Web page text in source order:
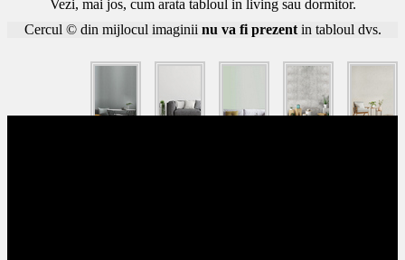
Vezi, mai jos, cum arata tabloul in living sau dormitor.
Cercul © din mijlocul imaginii nu va fi prezentin tabloul dvs.